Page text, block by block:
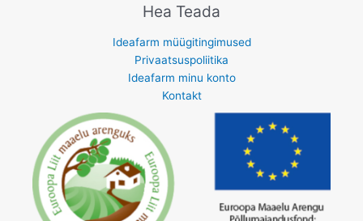
Hea Teada
Ideafarm müügitingimused
Privaatsuspoliitika
Ideafarm minu konto
Kontakt